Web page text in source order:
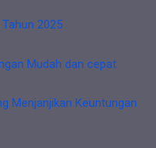
2025
Mudah dan cepat
Menjanjikan Keuntungan